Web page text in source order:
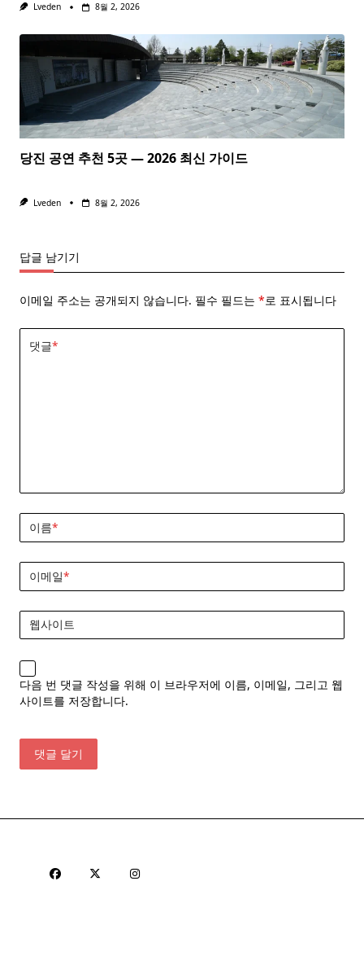
Lveden 8월 2, 2026
당진 공연 추천 5곳 — 2026 최신 가이드
Lveden 8월 2, 2026
답글 남기기
이메일 주소는 공개되지 않습니다. 필수 필드는 *로 표시됩니다
댓글*
이름*
이메일*
웹사이트
다음 번 댓글 작성을 위해 이 브라우저에 이름, 이메일, 그리고 웹
사이트를 저장합니다.